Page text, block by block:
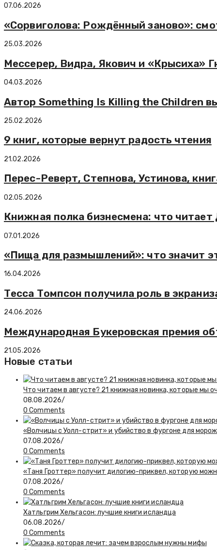
07.06.2026
«Сорвиголова: Рождённый заново»:
25.03.2026
Мессерер, Видра, Якович и «Крысиха»
04.03.2026
Автор Something Is Killing the Children
25.02.2026
9 книг, которые вернут радость чтения
21.02.2026
Перес-Реверт, Степнова, Устинова,
02.05.2026
Книжная полка бизнесмена: что
07.01.2026
«Пища для размышлений»: что значит
16.04.2026
Тесса Томпсон получила роль в
24.06.2026
Международная Букеровская премия
21.05.2026
Новые статьи
Что читаем в августе? 21 книжная новинка, которые мы
08.08.2026/
0 Comments
«Волчицы с Уолл-стрит» и убийство в фургоне для
07.08.2026/
0 Comments
«Таня Гроттер» получит дилогию-приквел, которую
07.08.2026/
0 Comments
Хатльгрим Хельгасон: лучшие книги исландца
06.08.2026/
0 Comments